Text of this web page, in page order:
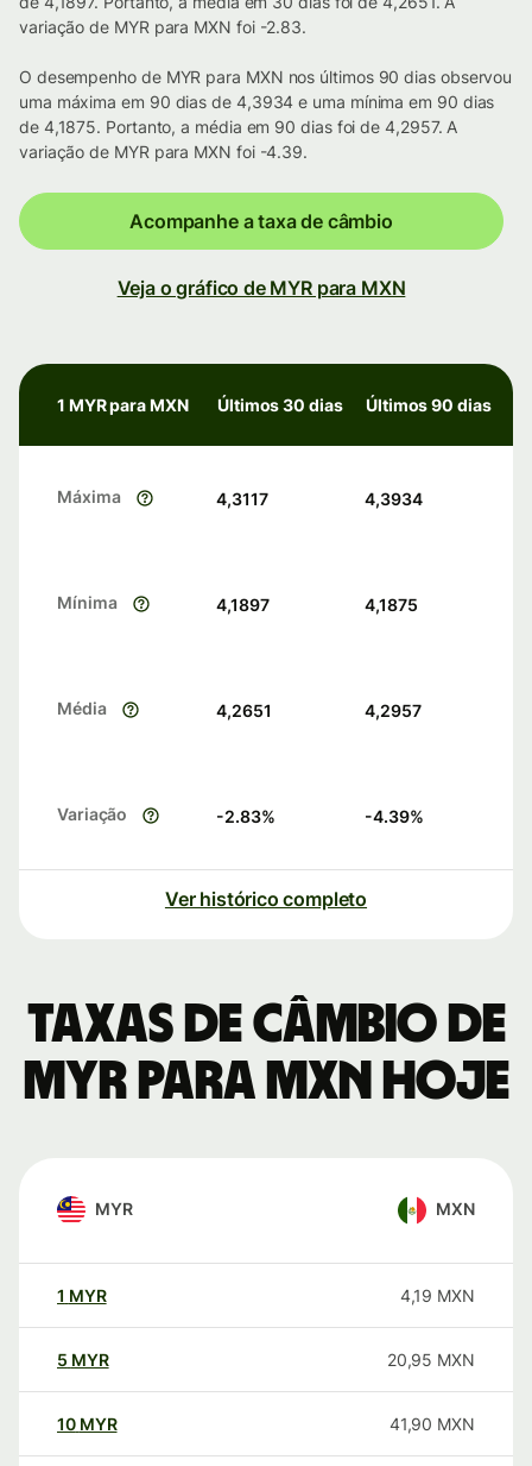
variação de MYR para MXN foi -2.83.
O desempenho de MYR para MXN nos últimos 90 dias observou
uma máxima em 90 dias de 4,3934 e uma mínima em 90 dias
de 4,1875. Portanto, a média em 90 dias foi de 4,2957. A
variação de MYR para MXN foi -4.39.
Acompanhe a taxa de câmbio
Veja o gráfico de MYR para MXN
1 MYR para MXN Últimos 30 dias Últimos 90 dias
Máxima 4,3117 4,3934
Mínima 4,1897 4,1875
Média 4,2651 4,2957
Variação -2.83% -4.39%
Ver histórico completo
Taxas de câmbio de
MYR para MXN hoje
MYR MXN
1 MYR 4,19 MXN
5 MYR 20,95 MXN
10 MYR 41,90 MXN